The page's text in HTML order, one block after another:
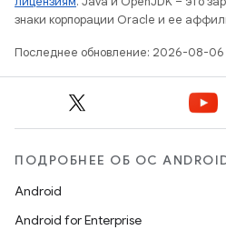
знаки корпорации Oracle и ее
Последнее обновление: 2026-08-06
ПОДРОБНЕЕ ОБ ОС
Android
Android for Enterprise